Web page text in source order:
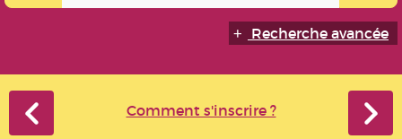
Recherche avancée
Comment s'inscrire ?